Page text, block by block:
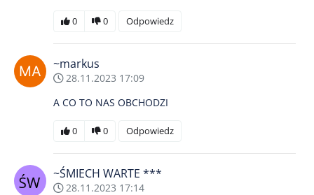
0 0 Odpowiedz
~markus
28.11.2023 17:09
A CO TO NAS OBCHODZI
0 0 Odpowiedz
~ŚMIECH WARTE ***
28.11.2023 17:14